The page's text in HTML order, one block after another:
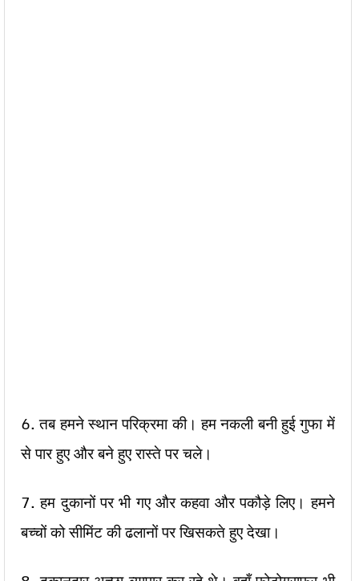
6. तब हमने स्थान परिक्रमा की। हम नकली बनी हुई गुफा में
से पार हुए और बने हुए रास्ते पर चले।
7. हम दुकानों पर भी गए और कहवा और पकौड़े लिए। हमने
बच्चों को सीमिंट की ढलानों पर खिसकते हुए देखा।